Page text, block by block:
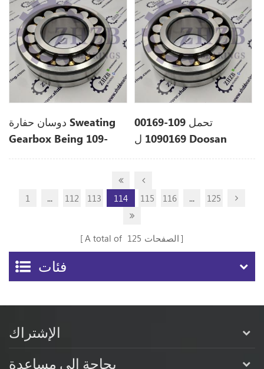
دوسان حفارة Sweating
Gearbox Being 109-
00169 1090169 ل
تحمل 109-00169
1090169 ل Doosan
DX340LC
1 ... 112 113 114 115 116 ... 125
A total of 125 الصفحات
فئات
الإشتراك
بحاجة الى مساعدة